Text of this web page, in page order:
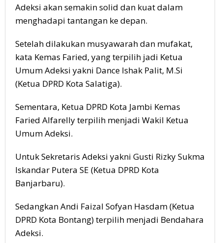
Adeksi akan semakin solid dan kuat dalam
menghadapi tantangan ke depan.
Setelah dilakukan musyawarah dan mufakat,
kata Kemas Faried, yang terpilih jadi Ketua
Umum Adeksi yakni Dance Ishak Palit, M.Si
(Ketua DPRD Kota Salatiga).
Sementara, Ketua DPRD Kota Jambi Kemas
Faried Alfarelly terpilih menjadi Wakil Ketua
Umum Adeksi.
Untuk Sekretaris Adeksi yakni Gusti Rizky Sukma
Iskandar Putera SE (Ketua DPRD Kota
Banjarbaru).
Sedangkan Andi Faizal Sofyan Hasdam (Ketua
DPRD Kota Bontang) terpilih menjadi Bendahara
Adeksi.